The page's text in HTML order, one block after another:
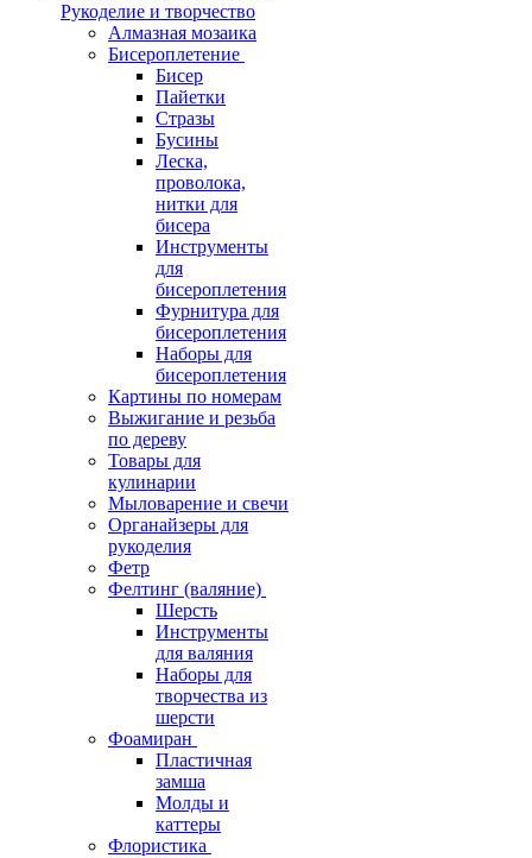
Рукоделие и творчество
Алмазная мозаика
Бисероплетение
Бисер
Пайетки
Стразы
Бусины
Леска,
проволока,
нитки для
бисера
Инструменты
для
бисероплетения
Фурнитура для
бисероплетения
Наборы для
бисероплетения
Картины по номерам
Выжигание и резьба
по дереву
Товары для
кулинарии
Мыловарение и свечи
Органайзеры для
рукоделия
Фетр
Фелтинг (валяние)
Шерсть
Инструменты
для валяния
Наборы для
творчества из
шерсти
Фоамиран
Пластичная
замша
Молды и
каттеры
Флористика